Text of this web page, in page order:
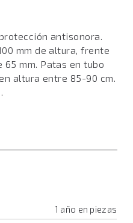
antisonora.
mm de altura, frente
mm. Patas en tubo
altura entre 85-90 cm.
1 año en piezas